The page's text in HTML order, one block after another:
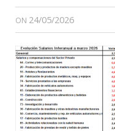
ON 24/05/2026